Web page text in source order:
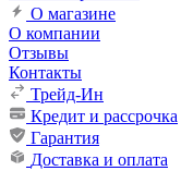
О магазине
О компании
Отзывы
Контакты
Трейд-Ин
Кредит и рассрочка
Гарантия
Доставка и оплата